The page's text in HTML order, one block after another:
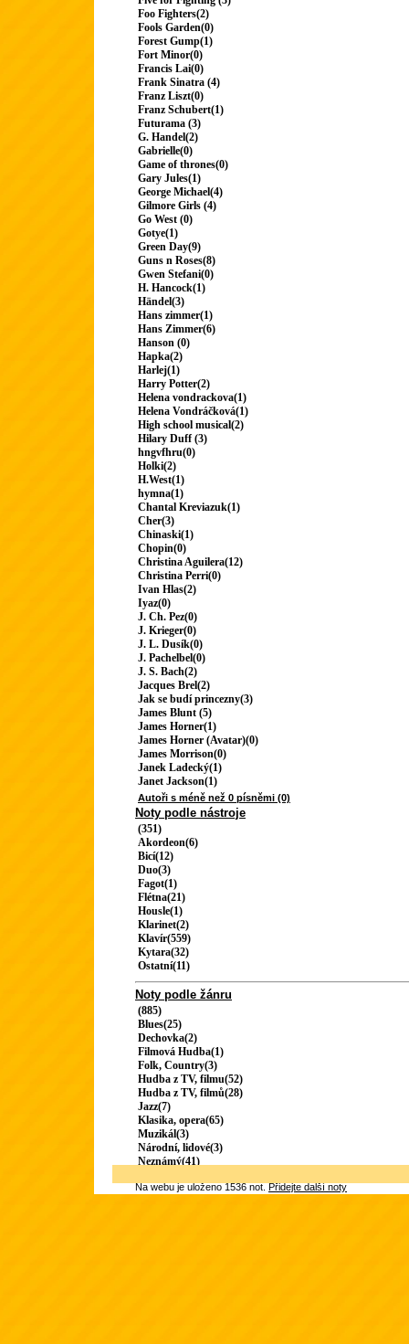
Foo Fighters(2)
Fools Garden(0)
Forest Gump(1)
Fort Minor(0)
Francis Lai(0)
Frank Sinatra (4)
Franz Liszt(0)
Franz Schubert(1)
Futurama (3)
G. Handel(2)
Gabrielle(0)
Game of thrones(0)
Gary Jules(1)
George Michael(4)
Gilmore Girls (4)
Go West (0)
Gotye(1)
Green Day(9)
Guns n Roses(8)
Gwen Stefani(0)
H. Hancock(1)
Händel(3)
Hans zimmer(1)
Hans Zimmer(6)
Hanson (0)
Hapka(2)
Harlej(1)
Harry Potter(2)
Helena vondrackova(1)
Helena Vondráčková(1)
High school musical(2)
Hilary Duff (3)
hngvfhru(0)
Holki(2)
H.West(1)
hymna(1)
Chantal Kreviazuk(1)
Cher(3)
Chinaski(1)
Chopin(0)
Christina Aguilera(12)
Christina Perri(0)
Ivan Hlas(2)
Iyaz(0)
J. Ch. Pez(0)
J. Krieger(0)
J. L. Dusík(0)
J. Pachelbel(0)
J. S. Bach(2)
Jacques Brel(2)
Jak se budí princezny(3)
James Blunt (5)
James Horner(1)
James Horner (Avatar)(0)
James Morrison(0)
Janek Ladecký(1)
Janet Jackson(1)
Autoři s méně než 0 písněmi (0)
Noty podle nástroje
(351)
Akordeon(6)
Bicí(12)
Duo(3)
Fagot(1)
Flétna(21)
Housle(1)
Klarinet(2)
Klavír(559)
Kytara(32)
Ostatní(11)
Noty podle žánru
(885)
Blues(25)
Dechovka(2)
Filmová Hudba(1)
Folk, Country(3)
Hudba z TV, filmu(52)
Hudba z TV, filmů(28)
Jazz(7)
Klasika, opera(65)
Muzikál(3)
Národní, lidové(3)
Neznámý(41)
Na webu je uloženo 1536 not.Přidejte další noty